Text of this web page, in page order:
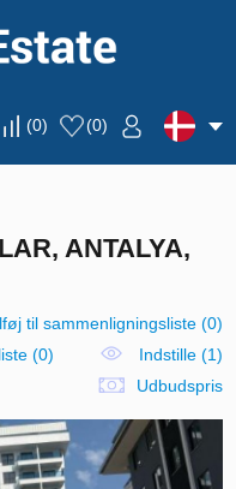
(0) (0)
ANTALYA,
til sammenligningsliste(0)
(0)
Indstille (1)
Udbudspris